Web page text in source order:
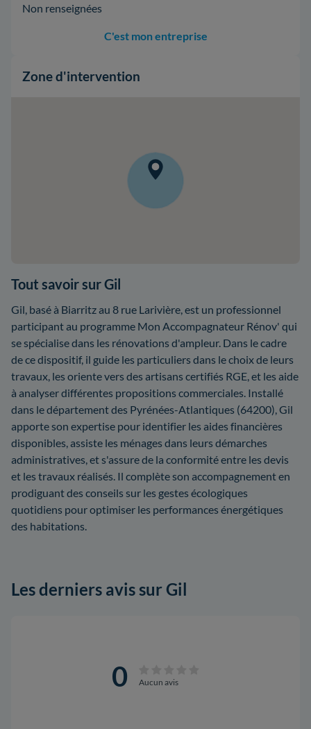
Non renseignées
C'est mon entreprise
Zone d'intervention
Tout savoir sur Gil
Gil, basé à Biarritz au 8 rue Larivière, est un professionnel
participant au programme Mon Accompagnateur Rénov' qui
se spécialise dans les rénovations d'ampleur. Dans le cadre
de ce dispositif, il guide les particuliers dans le choix de leurs
travaux, les oriente vers des artisans certifiés RGE, et les aide
à analyser différentes propositions commerciales. Installé
dans le département des Pyrénées-Atlantiques (64200), Gil
apporte son expertise pour identifier les aides financières
disponibles, assiste les ménages dans leurs démarches
administratives, et s'assure de la conformité entre les devis
et les travaux réalisés. Il complète son accompagnement en
prodiguant des conseils sur les gestes écologiques
quotidiens pour optimiser les performances énergétiques
des habitations.
Les derniers avis sur Gil
0 Aucun avis